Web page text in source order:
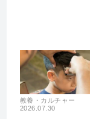
教養・カルチャー
2026.07.30